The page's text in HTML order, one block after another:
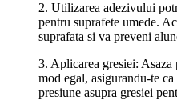
2. Utilizarea adezivului
pentru suprafete umede.
suprafata si va preveni
3. Aplicarea gresiei: Asaza
mod egal, asigurandu-te
presiune asupra gresiei